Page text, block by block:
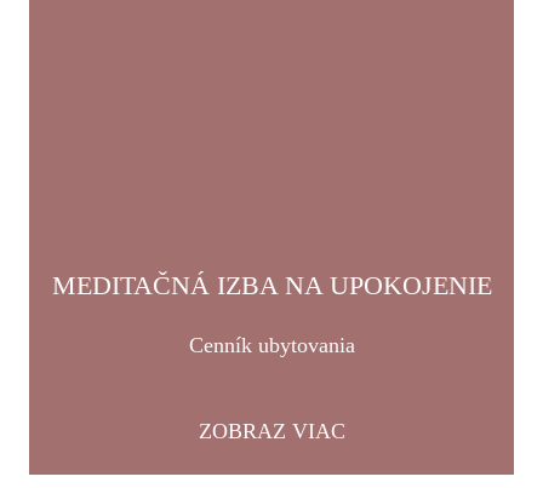
MEDITAČNÁ IZBA NA UPOKOJENIE
Cenník ubytovania
ZOBRAZ VIAC